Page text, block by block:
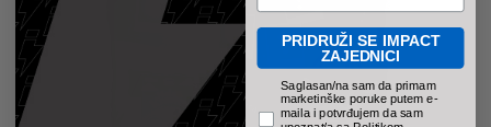
PRIDRUŽI SE IMPACT
ZAJEDNICI
pravno obavezno polje
Saglasan/na sam da primam
marketinške poruke putem e-
maila i potvrđujem da sam